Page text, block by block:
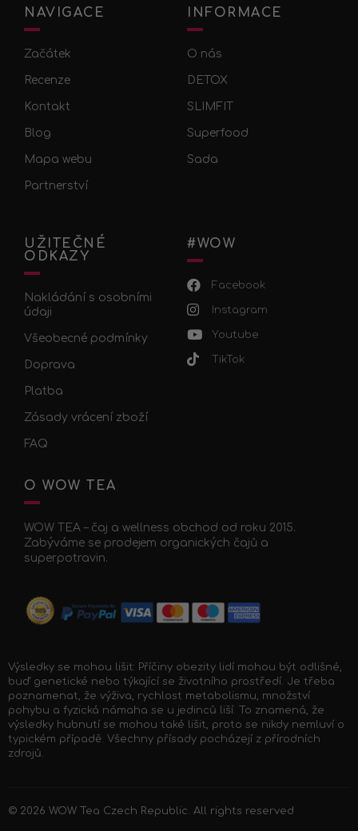
NAVIGACE
Začátek
Recenze
Kontakt
Blog
Mapa webu
Partnerství
INFORMACE
O nás
DETOX
SLIMFIT
Superfood
Sada
UŽITEČNÉ
ODKAZY
Nakládání s osobními
údaji
Všeobecné podmínky
Doprava
Platba
Zásady vrácení zboží
FAQ
#WOW
Facebook
Instagram
Youtube
TikTok
O WOW TEA
WOW TEA – čaj a wellness obchod od roku 2015.
Zabýváme se prodejem organických čajů a
superpotravin.
Výsledky se mohou lišit: Příčiny obezity lidí mohou být odlišné,
buď genetické nebo týkající se životního prostředí. Je třeba
poznamenat, že výživa, rychlost metabolismu, množství
pohybu a fyzická námaha se u jedinců liší. To znamená, že
výsledky hubnutí se mohou také lišit, proto se nikdy nemluví o
typickém případě. Všechny přísady pocházejí z přírodních
zdrojů.
© 2026 WOW Tea Czech Republic . All rights reserved